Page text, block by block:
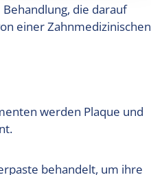
die darauf
einer Zahnmedizinischen
werden Plaque und
behandelt, um ihre